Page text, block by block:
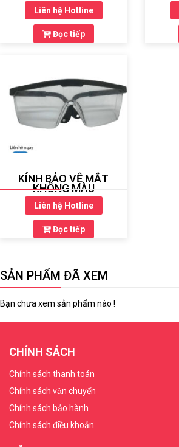
Liên hệ Hotline
Đọc tiếp
KÍNH BẢO VỆ MẮT
KHÔNG MÀU
Liên hệ Hotline
Đọc tiếp
SẢN PHẨM ĐÃ XEM
Bạn chưa xem sản phẩm nào !
CHÍNH SÁCH
Chính sách thanh toán
Chính sách vận chuyển
Chính sách bảo hành
Chính sách điều khoản